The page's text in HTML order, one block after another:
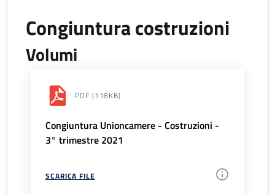
Congiuntura costruzioni
Volumi
PDF (118KB)
Congiuntura Unioncamere - Costruzioni -
3° trimestre 2021
SCARICA FILE